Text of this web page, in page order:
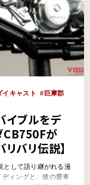
イキャスト
巨摩郡
イブルをデ
CB750Fが
バリ伝説】
として語り継がれる漫
ィングと、彼の愛車